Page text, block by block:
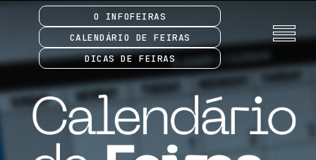
O INFOFEIRAS
CALENDÁRIO DE FEIRAS
DICAS DE FEIRAS